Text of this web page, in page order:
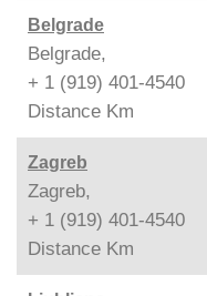
Belgrade
Belgrade,
+ 1 (919) 401-4540
Distance Km
Zagreb
Zagreb,
+ 1 (919) 401-4540
Distance Km